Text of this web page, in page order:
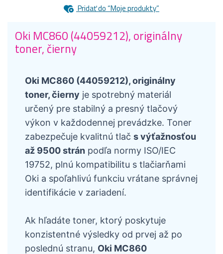
Pridať do “Moje produkty”
Oki MC860 (44059212), originálny
toner, čierny
Oki MC860 (44059212), originálny
toner, čierny je spotrebný materiál
určený pre stabilný a presný tlačový
výkon v každodennej prevádzke. Toner
zabezpečuje kvalitnú tlač s výťažnosťou
až 9500 strán podľa normy ISO/IEC
19752, plnú kompatibilitu s tlačiarňami
Oki a spoľahlivú funkciu vrátane správnej
identifikácie v zariadení.
Ak hľadáte toner, ktorý poskytuje
konzistentné výsledky od prvej až po
poslednú stranu, Oki MC860